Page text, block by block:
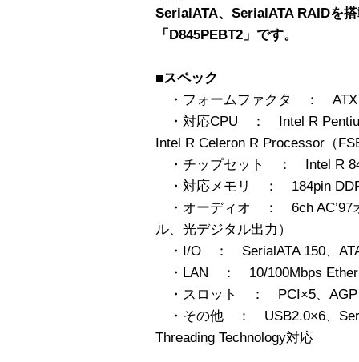
SerialATA、SerialATA RAIDを
「D845PEBT2」です。
■スペック
・フォームファクタ ： ATX
・対応CPU ： Intel R
Intel R Celeron R Processor（
・チップセット ： Intel R
・対応メモリ ： 184pin DDR
・オーディオ ： 6ch AC’97
ル、光デジタル出力）
・I/O ： SerialATA 150、
・LAN ： 10/100Mbps
・スロット ： PCI×5、AGP
・その他 ： USB2.0×6、
Threading Technology対応